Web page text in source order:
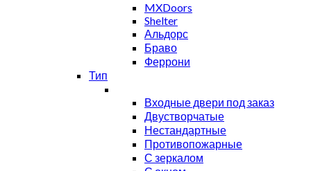
MXDoors
Shelter
Альдорс
Браво
Феррони
Тип
Входные двери под заказ
Двустворчатые
Нестандартные
Противопожарные
С зеркалом